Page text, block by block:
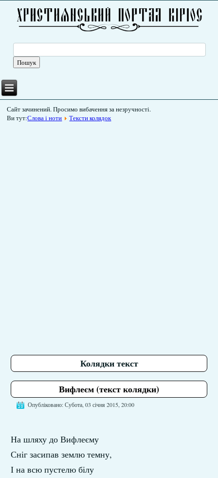
Сайт зачинений. Просимо вибачення за незручності.
Ви тут:Слова і ноти Тексти колядок
Колядки текст
Вифлеєм (текст колядки)
Опубліковано: Субота, 03 січня 2015, 20:00
На шляху до Вифлеєму
Сніг засипав землю темну,
І на всю пустелю білу